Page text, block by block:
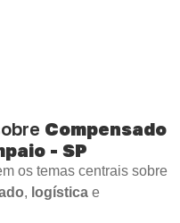
Compensado
- SP
os temas centrais sobre
, logística e